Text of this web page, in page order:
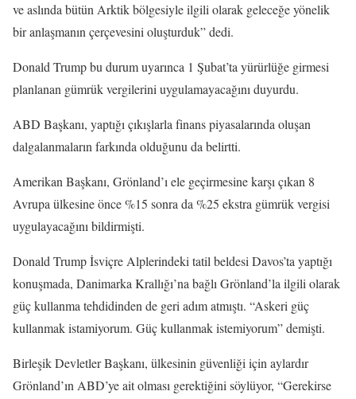
ve aslında bütün Arktik bölgesiyle ilgili olarak geleceğe yönelik
bir anlaşmanın çerçevesini oluşturduk” dedi.
Donald Trump bu durum uyarınca 1 Şubat’ta yürürlüğe girmesi
planlanan gümrük vergilerini uygulamayacağını duyurdu.
ABD Başkanı, yaptığı çıkışlarla finans piyasalarında oluşan
dalgalanmaların farkında olduğunu da belirtti.
Amerikan Başkanı, Grönland’ı ele geçirmesine karşı çıkan 8
Avrupa ülkesine önce %15 sonra da %25 ekstra gümrük vergisi
uygulayacağını bildirmişti.
Donald Trump İsviçre Alplerindeki tatil beldesi Davos’ta yaptığı
konuşmada, Danimarka Krallığı’na bağlı Grönland’la ilgili olarak
güç kullanma tehdidinden de geri adım atmıştı. “Askeri güç
kullanmak istamiyorum. Güç kullanmak istemiyorum” demişti.
Birleşik Devletler Başkanı, ülkesinin güvenliği için aylardır
Grönland’ın ABD’ye ait olması gerektiğini söylüyor, “Gerekirse